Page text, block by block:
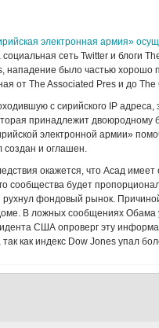
электронная армия»
сеть Twitter и блоги
нападение было частью хорошо
от The Associated Pres и до The
с сирийского IP адреса,
принадлежит двоюродному
электронной армии»
создан и оглашен.
окажется, что Асад
сообщества будет
рухнул фондовый рынок.
В ложных сообщениях
США опроверг эту
как индекс Dow Jones упал